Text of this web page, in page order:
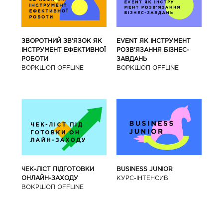
ЗВОРОТНИЙ ЗВ’ЯЗОК ЯК
ІНСТРУМЕНТ ЕФЕКТИВНОЇ
РОБОТИ
ВОРКШОП OFFLINE
EVENT ЯК ІНСТРУМЕНТ
РОЗВ’ЯЗАННЯ БІЗНЕС-
ЗАВДАНЬ
ВОРКШОП OFFLINE
ЧЕК-ЛІСТ ПІДГОТОВКИ
ОНЛАЙН-ЗАХОДУ
ВОКРШОП OFFLINE
BUSINESS JUNIOR
КУРС-IНТЕНСИВ